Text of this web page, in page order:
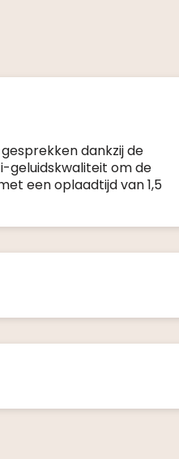
dankzij de
geluidskwaliteit om de
een oplaadtijd van 1,5